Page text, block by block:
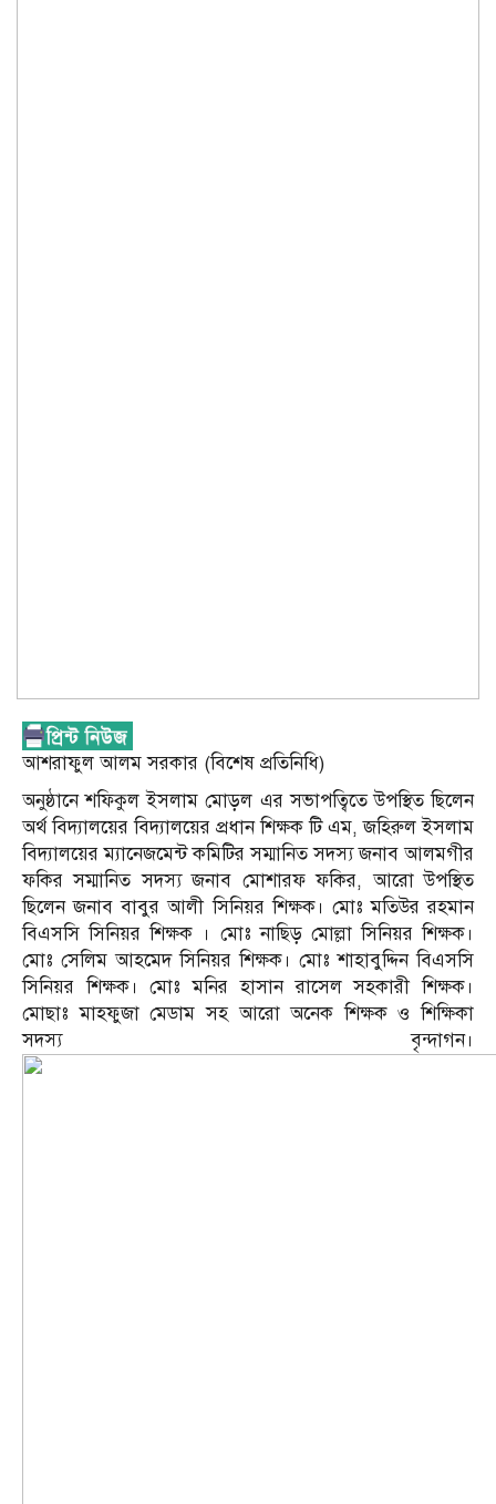
আশরাফুল আলম সরকার (বিশেষ প্রতিনিধি)
অনুষ্ঠানে শফিকুল ইসলাম মোড়ল এর সভাপত্বিতে উপস্থিত ছিলেন
অর্থ বিদ্যালয়ের বিদ্যালয়ের প্রধান শিক্ষক টি এম, জহিরুল ইসলাম
বিদ্যালয়ের ম্যানেজমেন্ট কমিটির সম্মানিত সদস্য জনাব আলমগীর
ফকির সম্মানিত সদস্য জনাব মোশারফ ফকির, আরো উপস্থিত
ছিলেন জনাব বাবুর আলী সিনিয়র শিক্ষক। মোঃ মতিউর রহমান
বিএসসি সিনিয়র শিক্ষক । মোঃ নাছিড় মোল্লা সিনিয়র শিক্ষক।
মোঃ সেলিম আহমেদ সিনিয়র শিক্ষক। মোঃ শাহাবুদ্দিন বিএসসি
সিনিয়র শিক্ষক। মোঃ মনির হাসান রাসেল সহকারী শিক্ষক।
মোছাঃ মাহফুজা মেডাম সহ আরো অনেক শিক্ষক ও শিক্ষিকা
সদস্য বৃন্দাগন।